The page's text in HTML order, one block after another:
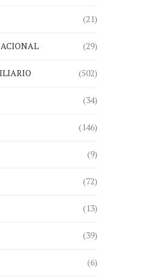
(21)
(29)
(502)
(34)
(146)
(9)
(72)
(13)
(39)
(6)